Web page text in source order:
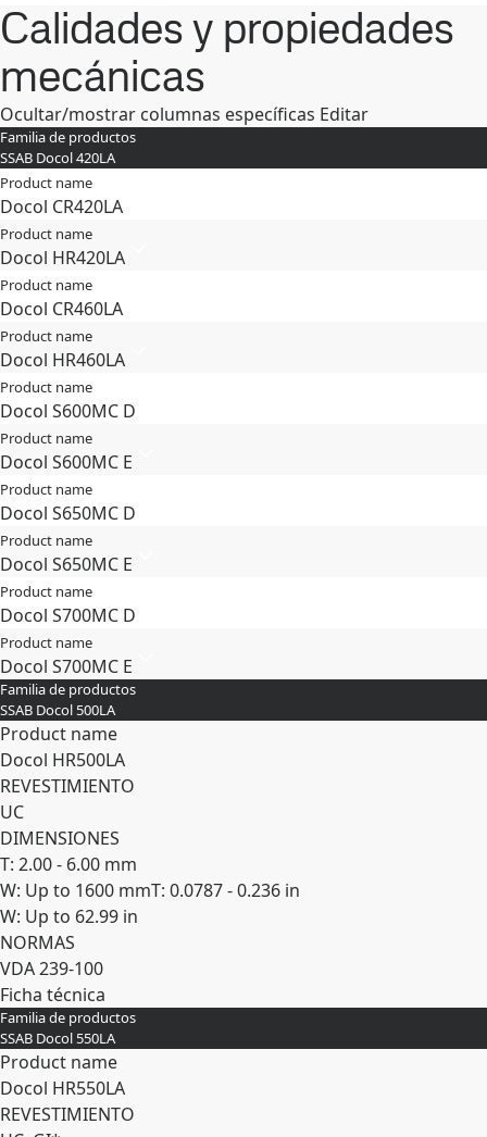
Calidades y propiedades
mecánicas
Ocultar/mostrar columnas específicas Editar
Familia de productos
SSAB Docol 420LA
Product name
Docol CR​420LA
Product name
Docol HR​420LA
Product name
Docol CR​460LA
Product name
Docol HR​460LA
Product name
Docol S600MC D
Product name
Docol S600MC E
Product name
Docol S650MC D
Product name
Docol S650MC E
Product name
Docol S700MC D
Product name
Docol S700MC E
Familia de productos
SSAB Docol 500LA
Product name
Docol HR​500LA
REVESTIMIENTO
UC
DIMENSIONES
T: 2.00 - 6.00 mm
W: Up to 1600 mmT: 0.0787 - 0.236 in
W: Up to 62.99 in
NORMAS
VDA 239-100
Ficha técnica
Expandir
Familia de productos
SSAB Docol 550LA
Product name
Docol HR​550LA
REVESTIMIENTO